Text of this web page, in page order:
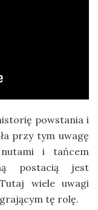
powstania i
przy tym uwagę
i tańcem
postacią jest
wiele uwagi
tę rolę.